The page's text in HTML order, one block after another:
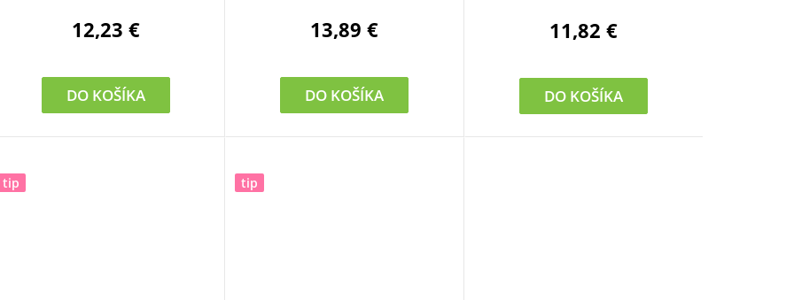
12,23 €
DO KOŠÍKA
13,89 €
DO KOŠÍKA
11,82 €
DO KOŠÍKA
tip tip